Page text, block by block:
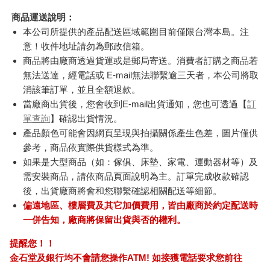
商品運送說明：
本公司所提供的產品配送區域範圍目前僅限台灣本島。注
意！收件地址請勿為郵政信箱。
商品將由廠商透過貨運或是郵局寄送。消費者訂購之商品若
無法送達，經電話或 E-mail無法聯繫逾三天者，本公司將取
消該筆訂單，並且全額退款。
當廠商出貨後，您會收到E-mail出貨通知，您也可透過【訂
單查詢】確認出貨情況。
產品顏色可能會因網頁呈現與拍攝關係產生色差，圖片僅供
參考，商品依實際供貨樣式為準。
如果是大型商品（如：傢俱、床墊、家電、運動器材等）及
需安裝商品，請依商品頁面說明為主。訂單完成收款確認
後，出貨廠商將會和您聯繫確認相關配送等細節。
偏遠地區、樓層費及其它加價費用，皆由廠商於約定配送時
一併告知，廠商將保留出貨與否的權利。
提醒您！！
金石堂及銀行均不會請您操作ATM! 如接獲電話要求您前往